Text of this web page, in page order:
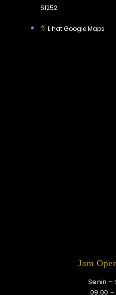
61252
Lihat Google Maps
Jam
Senin –
09.00 –